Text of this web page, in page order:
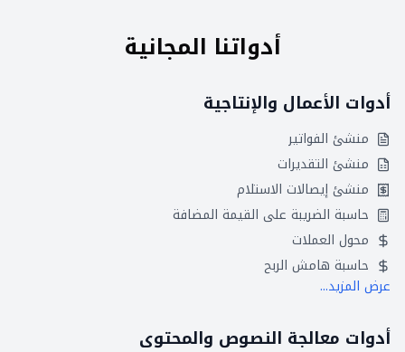
أدواتنا المجانية
أدوات الأعمال والإنتاجية
منشئ الفواتير
منشئ التقديرات
منشئ إيصالات الاستلام
حاسبة الضريبة على القيمة المضافة
محول العملات
حاسبة هامش الربح
عرض المزيد...
أدوات معالجة النصوص والمحتوى